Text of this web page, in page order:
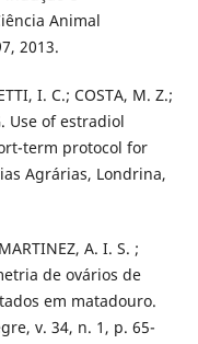
Animal
2013.
I. C.; COSTA, M. Z.;
Use of estradiol
term protocol for
Agrárias, Londrina,
A. I. S. ;
de ovários de
em matadouro.
v. 34, n. 1, p. 65-